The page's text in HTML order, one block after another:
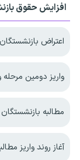
افزایش حقوق
اعتراض بازنشستگان
واریز دومین مرحله وام ۷۵ میلیون تومانی
مطالبه بازنشستگان
آغاز روند واریز